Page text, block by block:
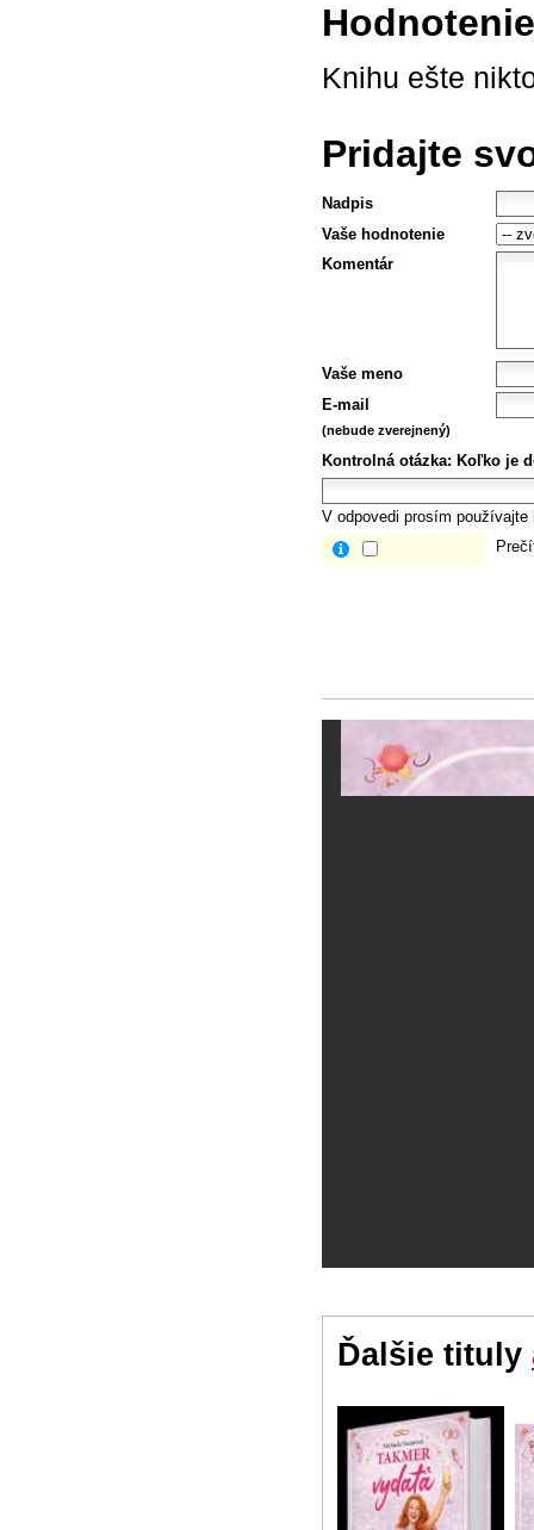
Knihu ešte
Pridajte
Nadpis
Vaše hodnotenie
Komentár
Vaše meno
E-mail
(nebude zverejnený)
Kontrolná otázka: Koľko je
V odpovedi prosím
Ďalšie tituly